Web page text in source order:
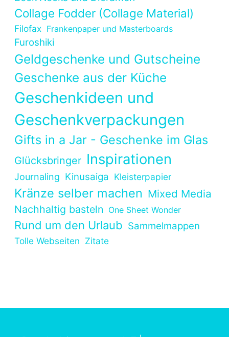
Collage Fodder (Collage Material)
Filofax Frankenpaper und Masterboards
Furoshiki
Geldgeschenke und Gutscheine
Geschenke aus der Küche
Geschenkideen und
Geschenkverpackungen
Gifts in a Jar - Geschenke im Glas
Glücksbringer Inspirationen
Journaling Kinusaiga Kleisterpapier
Kränze selber machen Mixed Media
Nachhaltig basteln One Sheet Wonder
Rund um den Urlaub Sammelmappen
Tolle Webseiten Zitate